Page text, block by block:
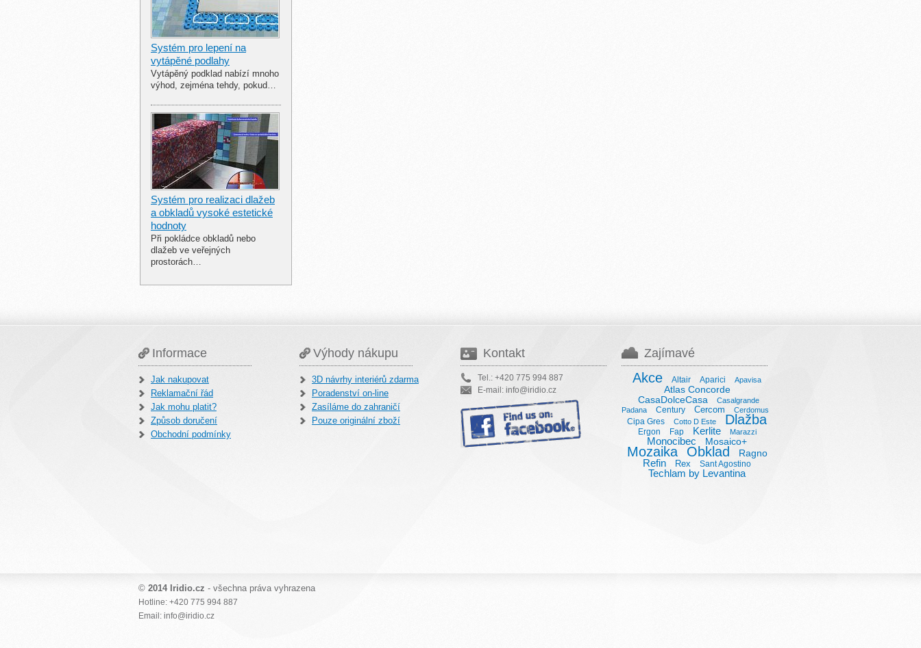
Systém pro lepení na
vytápěné podlahy
Vytápěný podklad nabízí mnoho
výhod, zejména tehdy, pokud…
Systém pro realizaci dlažeb
a obkladů vysoké estetické
hodnoty
Při pokládce obkladů nebo
dlažeb ve veřejných
prostorách…
Informace
Jak nakupovat
Reklamační řád
Jak mohu platit?
Způsob doručení
Obchodní podmínky
Výhody nákupu
3D návrhy interiérů zdarma
Poradenství on-line
Zasíláme do zahraničí
Pouze originální zboží
Kontakt
Tel.: +420 775 994 887
E-mail: info@iridio.cz
Zajímavé
Akce Altair Aparici Apavisa
Atlas Concorde
CasaDolceCasa
Casalgrande
Padana
Century Cercom Cerdomus
Cipa Gres Cotto D Este Dlažba
Ergon Fap Kerlite Marazzi
Monocibec Mosaico+
Mozaika Obklad Ragno
Refin Rex Sant Agostino
Techlam by Levantina
© 2014 Iridio.cz - všechna práva vyhrazena
Hotline: +420 775 994 887
Email: info@iridio.cz